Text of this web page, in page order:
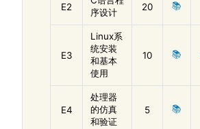
E2
序设计
20 📚
E3
Linux系
统安装
和基本
使用
10 📚
E4
处理器
的仿真
和验证
5 📚